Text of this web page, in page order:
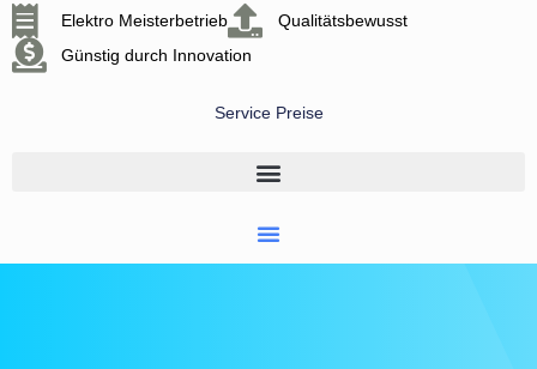
Elektro Meisterbetrieb
Qualitätsbewusst
Günstig durch Innovation
Service Preise